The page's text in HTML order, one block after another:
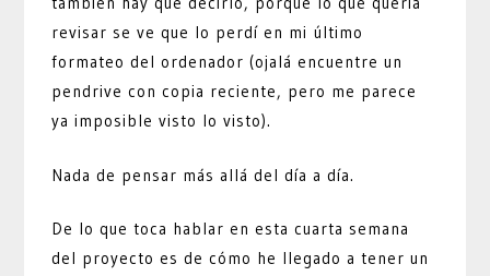
revisar se ve que lo perdí en mi último
formateo del ordenador (ojalá encuentre un
pendrive con copia reciente, pero me parece
ya imposible visto lo visto).
Nada de pensar más allá del día a día.
De lo que toca hablar en esta cuarta semana
del proyecto es de cómo he llegado a tener un